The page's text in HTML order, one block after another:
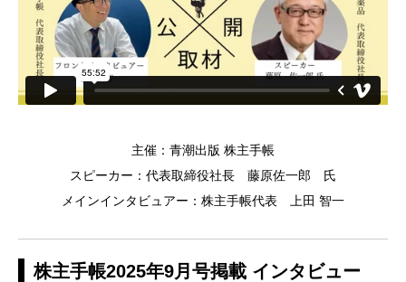
主催：青潮出版 株主手帳
スピーカー：代表取締役社長 藤原佐一郎 氏
メインインタビュアー：株主手帳代表 上田 智一
株主手帳2025年9月号掲載 インタビュー